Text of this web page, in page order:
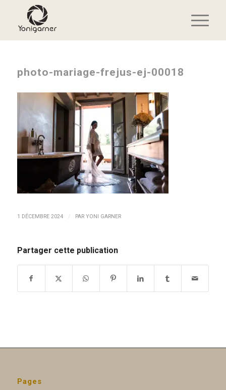
photo-mariage-frejus-ej-00018
1 DÉCEMBRE 2024 / PAR YONI GARNER
Partager cette publication
Pages